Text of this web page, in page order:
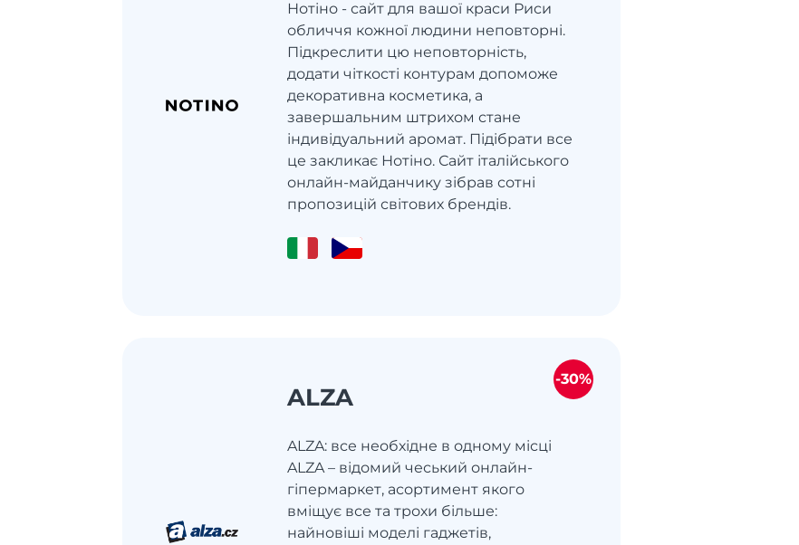
Нотіно - сайт для вашої краси Риси
обличчя кожної людини неповторні.
Підкреслити цю неповторність,
додати чіткості контурам допоможе
декоративна косметика, а
завершальним штрихом стане
індивідуальний аромат. Підібрати все
це закликає Нотіно. Сайт італійського
онлайн-майданчику зібрав сотні
пропозицій світових брендів.
ALZA
ALZA: все необхідне в одному місці
ALZA – відомий чеський онлайн-
гіпермаркет, асортимент якого
вміщує все та трохи більше:
найновіші моделі гаджетів,
-30%